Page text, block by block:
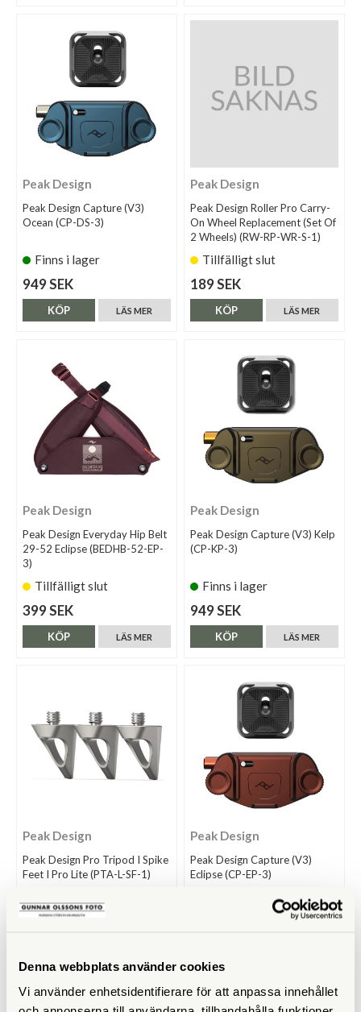
Denna webbplats använder cookies
Vi använder enhetsidentifierare för att anpassa innehållet
Peak Design
Peak Design Capture (V3)
Ocean (CP-DS-3)
Finns i lager
949 SEK
LÄS MER
KÖP
Peak Design
Peak Design Roller Pro Carry-
On Wheel Replacement (Set Of
2 Wheels) (RW-RP-WR-S-1)
Tillfälligt slut
189 SEK
LÄS MER
KÖP
Peak Design
Peak Design Everyday Hip Belt
29-52 Eclipse (BEDHB-52-EP-
3)
Tillfälligt slut
399 SEK
LÄS MER
KÖP
Peak Design
Peak Design Capture (V3) Kelp
(CP-KP-3)
Finns i lager
949 SEK
LÄS MER
KÖP
Peak Design
Peak Design Pro Tripod I Spike
Feet I Pro Lite (PTA-L-SF-1)
649 SEK
Peak Design
Peak Design Capture (V3)
Eclipse (CP-EP-3)